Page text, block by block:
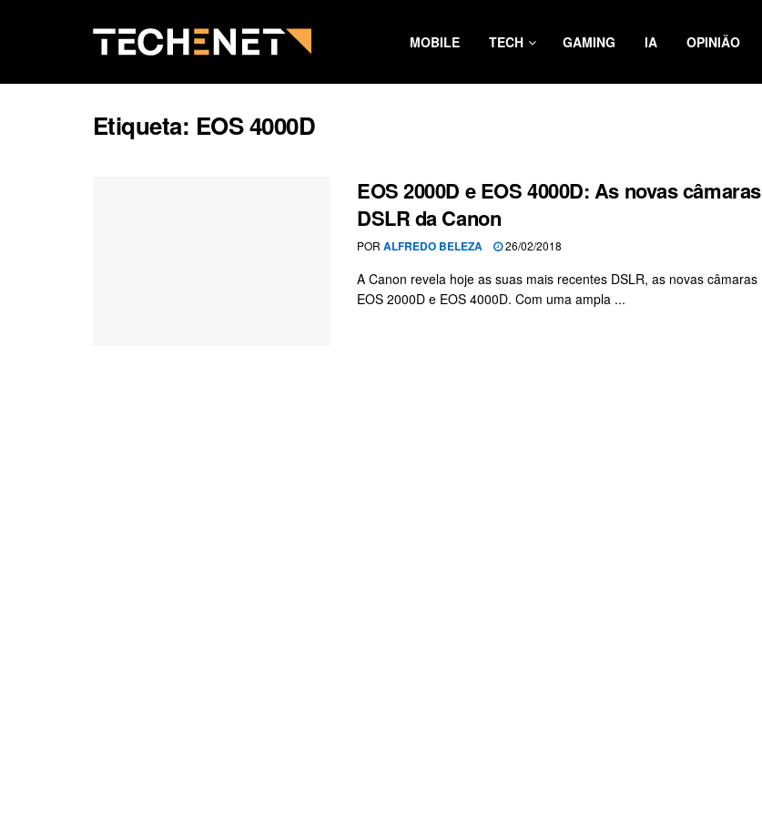
MOBILE TECH GAMING IA OPINIÃO
Etiqueta: EOS 4000D
EOS 2000D e EOS 4000D: As novas câmaras
DSLR da Canon
POR ALFREDO BELEZA 26/02/2018
A Canon revela hoje as suas mais recentes DSLR, as novas câmaras
EOS 2000D e EOS 4000D. Com uma ampla ...